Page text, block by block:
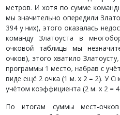
метров. И хотя по сумме
мы значительно опередили
394 у них), этого оказалась
команду Златоуста в
очковой таблицы мы
очков), этого хватило
программы 1 место, набрав с
виде ещё 2 очка (1 м. х 2 = 2). У
учётом коэффициента (2 м. х 2 =
По итогам суммы мест-